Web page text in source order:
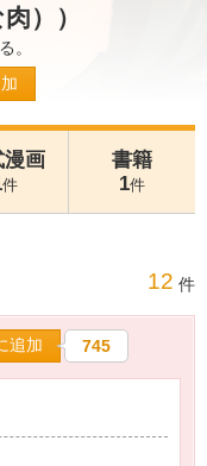
））
。
漫画
件
書籍
1件
12 件
追加 745